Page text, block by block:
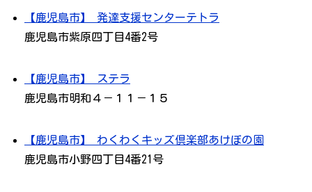
【鹿児島市】 発達支援センターテトラ
鹿児島市紫原四丁目4番2号
【鹿児島市】 ステラ
鹿児島市明和４－１１－１５
【鹿児島市】 わくわくキッズ倶楽部あけぼの園
鹿児島市小野四丁目4番21号